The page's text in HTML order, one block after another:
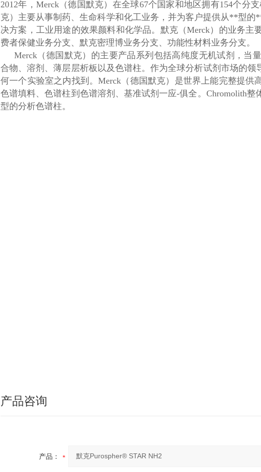
2012年，Merck（德国默克）在全球67个国家和地区拥有154个分
克）主要从事制药、生命科学和化工业务，并为客户提供从**型
决方案，工业用途的效果颜料和化学品。默克（Merck）的业务主
费者保健业务分支、默克密理博业务分支、功能性材料业务分支。
Merck（德国默克）的主要产品系列包括高纯度无机试剂，当
合物、溶剂、薄层层析板以及色谱柱。作为全球分析试剂市场的
何一个实验室之内找到。Merck（德国默克）是世界上能完整提供
色谱填料、色谱柱到色谱溶剂、基准试剂一应-俱全。Chromolith
型的分析色谱柱。
产品咨询
产品：